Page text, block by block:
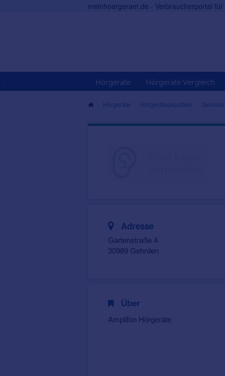
meinhoergeraet.de - Verbraucherportal
Hörgeräte Hörgeräte Vergleich
Hörgeräte Hörgeräteakustiker
Adresse
Gartenstraße 4
30989 Gehrden
Über
Amplifon Hörgeräte